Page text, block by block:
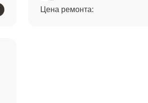
Цена ремонта: